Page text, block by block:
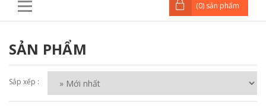
(0) sản phẩm
SẢN PHẨM
Sắp xếp :